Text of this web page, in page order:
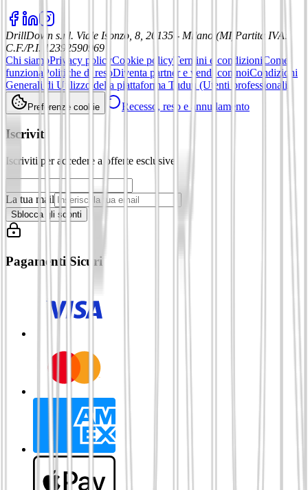
DrillDown s.r.l. Viale Isonzo, 8, 20135 - Milano (MI) Partita IVA:
C.F./P.I. 12392590969
Chi siamoPrivacy policyCookie policyTermini e condizioni Come
funziona Politiche di resoDiventa partner e vendi con noiCondizioni
Generali di Utilizzo della piattaforma Tuduu (Utenti professionali)
Preferenze cookie Recesso, reso e annullamento
Iscriviti
Iscriviti per accedere a offerte esclusive
La tua mail
Sblocca gli sconti
Pagamenti Sicuri